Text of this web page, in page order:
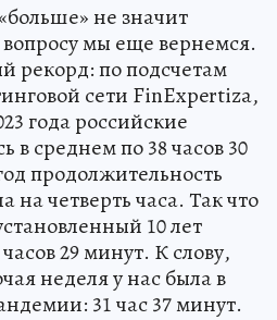
не значит
мы еще вернемся.
рекорд: по подсчетам
сети FinExpertiza,
года российские
в среднем по 38 часов 30
продолжительность
на четверть часа. Так что
10 лет
29 минут. К слову,
неделя у нас была в
31 час 37 минут.